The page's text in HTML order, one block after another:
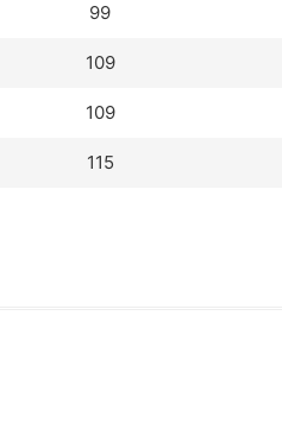
99
109
109
115